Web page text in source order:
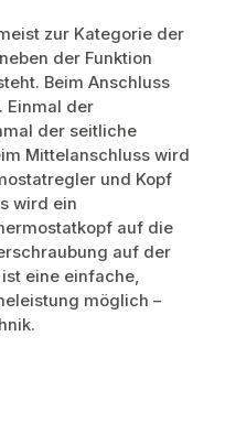
zur Kategorie der
der Funktion
Beim Anschluss
Einmal der
der seitliche
Mittelanschluss wird
und Kopf
wird ein
auf die
auf der
eine einfache,
möglich –